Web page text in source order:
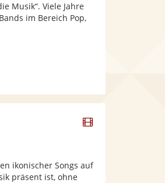
bereit.
5
Sternen
Musik“. Viele Jahre
im Bereich Pop,
Dieser
Videos
ikonischer Songs auf
präsent ist, ohne